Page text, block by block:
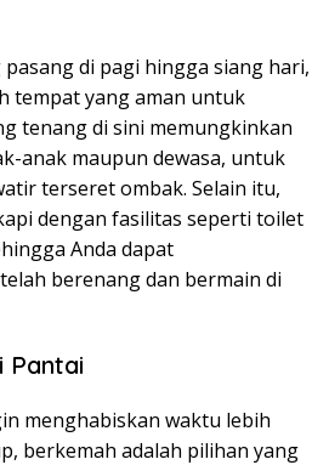
di pagi hingga siang hari,
tempat yang aman untuk
tenang di sini memungkinkan
anak maupun dewasa, untuk
terseret ombak. Selain itu,
dengan fasilitas seperti toilet
Anda dapat
berenang dan bermain di
Pantai
menghabiskan waktu lebih
berkemah adalah pilihan yang